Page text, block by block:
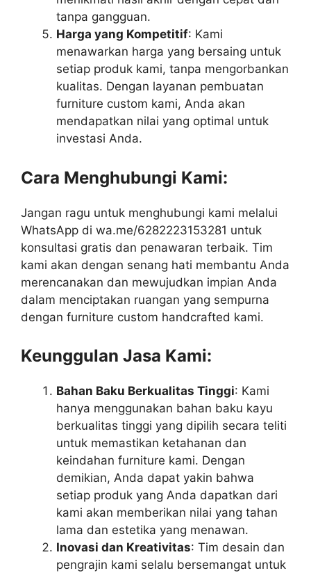
tanpa gangguan.
Harga yang Kompetitif: Kami
menawarkan harga yang bersaing untuk
setiap produk kami, tanpa mengorbankan
kualitas. Dengan layanan pembuatan
furniture custom kami, Anda akan
mendapatkan nilai yang optimal untuk
investasi Anda.
Cara Menghubungi Kami:
Jangan ragu untuk menghubungi kami melalui
WhatsApp di wa.me/6282223153281 untuk
konsultasi gratis dan penawaran terbaik. Tim
kami akan dengan senang hati membantu Anda
merencanakan dan mewujudkan impian Anda
dalam menciptakan ruangan yang sempurna
dengan furniture custom handcrafted kami.
Keunggulan Jasa Kami:
Bahan Baku Berkualitas Tinggi: Kami
hanya menggunakan bahan baku kayu
berkualitas tinggi yang dipilih secara teliti
untuk memastikan ketahanan dan
keindahan furniture kami. Dengan
demikian, Anda dapat yakin bahwa
setiap produk yang Anda dapatkan dari
kami akan memberikan nilai yang tahan
lama dan estetika yang menawan.
Inovasi dan Kreativitas: Tim desain dan
pengrajin kami selalu bersemangat untuk